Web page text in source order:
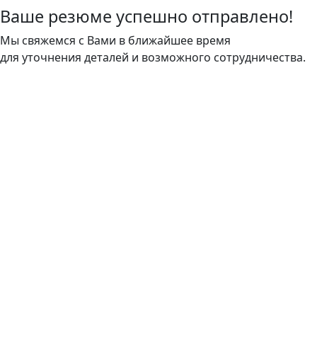
Ваше резюме успешно отправлено!
Мы свяжемся с Вами в ближайшее время
для уточнения деталей и возможного сотрудничества.